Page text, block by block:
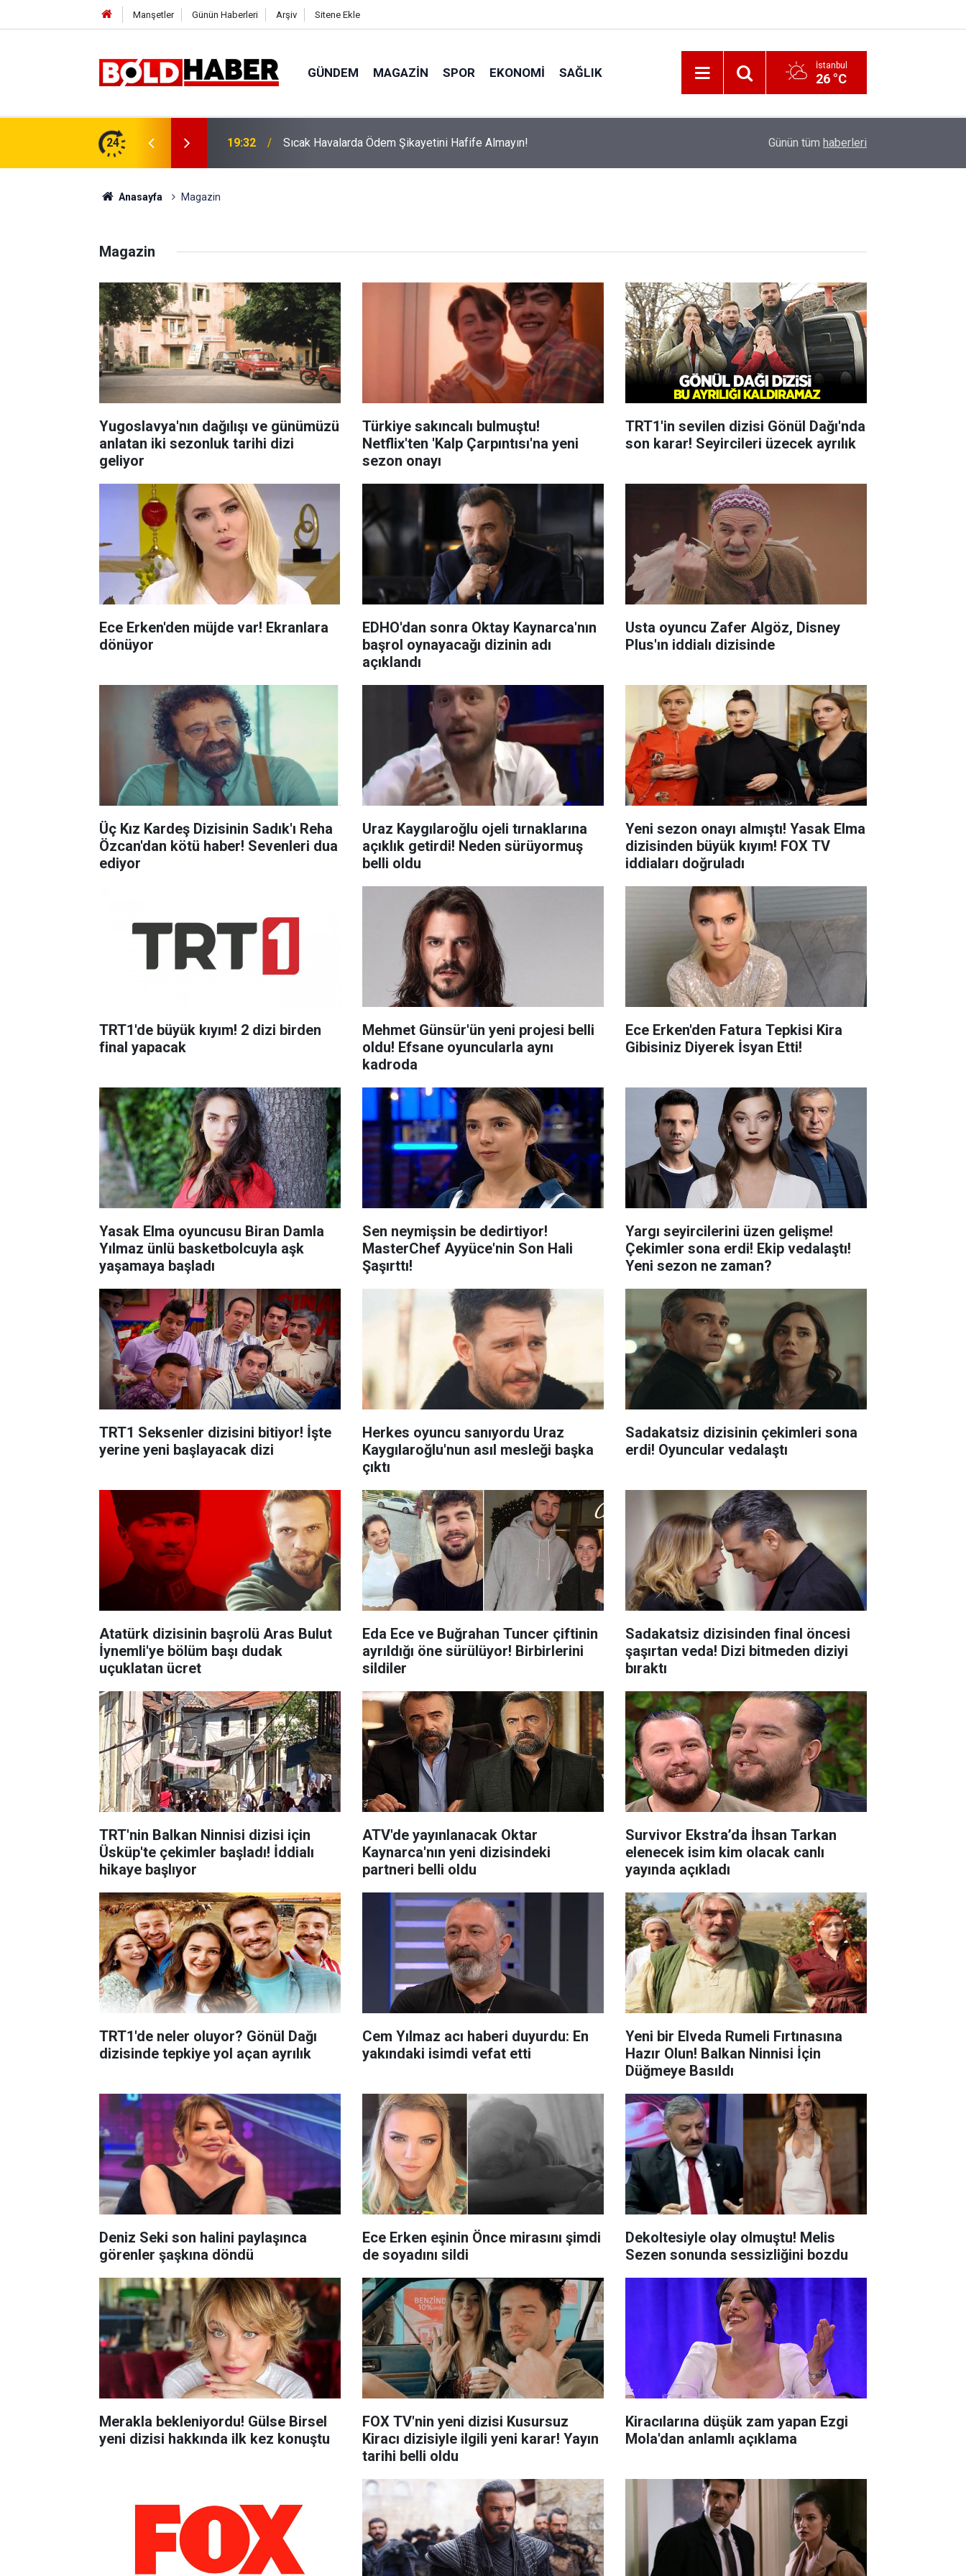
Manşetler Günün Haberleri Arşiv Sitene Ekle
GÜNDEM MAGAZIN SPOR EKONOMI SAĞLIK İstanbul
26 °C
24 19:32 Sıcak Havalarda Ödem Şikayetini Hafife Almayın! İzmir 112’de Kan Donduran İddialar!
Günün tüm haberleri
Anasayfa Magazin
Magazin
Yugoslavya'nın dağılışı ve günümüzü
anlatan iki sezonluk tarihi dizi
geliyor
Türkiye sakıncalı bulmuştu!
Netflix'ten 'Kalp Çarpıntısı'na yeni
sezon onayı
TRT1'in sevilen dizisi Gönül Dağı'nda
son karar! Seyircileri üzecek ayrılık
Ece Erken'den müjde var! Ekranlara
dönüyor
EDHO'dan sonra Oktay Kaynarca'nın
başrol oynayacağı dizinin adı
açıklandı
Usta oyuncu Zafer Algöz, Disney
Plus'ın iddialı dizisinde
Üç Kız Kardeş Dizisinin Sadık'ı Reha
Özcan'dan kötü haber! Sevenleri dua
ediyor
Uraz Kaygılaroğlu ojeli tırnaklarına
açıklık getirdi! Neden sürüyormuş
belli oldu
Yeni sezon onayı almıştı! Yasak Elma
dizisinden büyük kıyım! FOX TV
iddiaları doğruladı
TRT1'de büyük kıyım! 2 dizi birden
final yapacak
Mehmet Günsür'ün yeni projesi belli
oldu! Efsane oyuncularla aynı
kadroda
Ece Erken'den Fatura Tepkisi Kira
Gibisiniz Diyerek İsyan Etti!
Yasak Elma oyuncusu Biran Damla
Yılmaz ünlü basketbolcuyla aşk
yaşamaya başladı
Sen neymişsin be dedirtiyor!
MasterChef Ayyüce'nin Son Hali
Şaşırttı!
Yargı seyircilerini üzen gelişme!
Çekimler sona erdi! Ekip vedalaştı!
Yeni sezon ne zaman?
TRT1 Seksenler dizisini bitiyor! İşte
yerine yeni başlayacak dizi
Herkes oyuncu sanıyordu Uraz
Kaygılaroğlu'nun asıl mesleği başka
çıktı
Sadakatsiz dizisinin çekimleri sona
erdi! Oyuncular vedalaştı
Atatürk dizisinin başrolü Aras Bulut
İynemli'ye bölüm başı dudak
uçuklatan ücret
Eda Ece ve Buğrahan Tuncer çiftinin
ayrıldığı öne sürülüyor! Birbirlerini
sildiler
Sadakatsiz dizisinden final öncesi
şaşırtan veda! Dizi bitmeden diziyi
bıraktı
TRT'nin Balkan Ninnisi dizisi için
Üsküp'te çekimler başladı! İddialı
hikaye başlıyor
ATV'de yayınlanacak Oktar
Kaynarca'nın yeni dizisindeki
partneri belli oldu
Survivor Ekstra’da İhsan Tarkan
elenecek isim kim olacak canlı
yayında açıkladı
TRT1'de neler oluyor? Gönül Dağı
dizisinde tepkiye yol açan ayrılık
Cem Yılmaz acı haberi duyurdu: En
yakındaki isimdi vefat etti
Yeni bir Elveda Rumeli Fırtınasına
Hazır Olun! Balkan Ninnisi İçin
Düğmeye Basıldı
Deniz Seki son halini paylaşınca
görenler şaşkına döndü
Ece Erken eşinin Önce mirasını şimdi
de soyadını sildi
Dekoltesiyle olay olmuştu! Melis
Sezen sonunda sessizliğini bozdu
Merakla bekleniyordu! Gülse Birsel
yeni dizisi hakkında ilk kez konuştu
FOX TV'nin yeni dizisi Kusursuz
Kiracı dizisiyle ilgili yeni karar! Yayın
tarihi belli oldu
Kiracılarına düşük zam yapan Ezgi
Mola'dan anlamlı açıklama